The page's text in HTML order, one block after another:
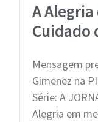
A
Cuidado
Mensagem
Gimenez na
Série: A
Alegria em